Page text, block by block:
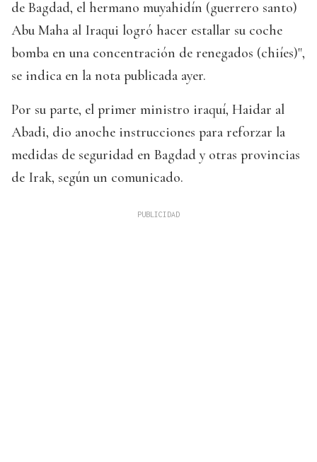
de Bagdad, el hermano muyahidín (guerrero santo)
Abu Maha al Iraqui logró hacer estallar su coche
bomba en una concentración de renegados (chiíes)",
se indica en la nota publicada ayer.
Por su parte, el primer ministro iraquí, Haidar al
Abadi, dio anoche instrucciones para reforzar la
medidas de seguridad en Bagdad y otras provincias
de Irak, según un comunicado.